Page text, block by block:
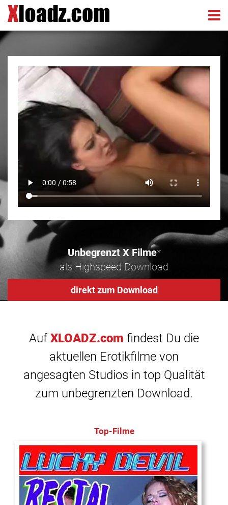
Unbegrenzt X Filme*
als Highspeed Download
direkt zum Download
Auf XLOADZ.com findest Du die
aktuellen Erotikfilme von
angesagten Studios in top Qualität
zum unbegrenzten Download.
Top-Filme